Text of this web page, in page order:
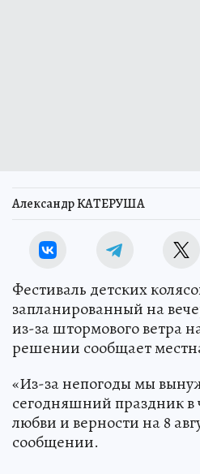
Александр КАТЕРУША
Фестиваль детских
запланированный на
из-за штормового ветра
решении сообщает
«Из-за непогоды мы
сегодняшний праздник в
любви и верности на 8
сообщении.